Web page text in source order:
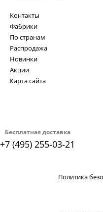
Бесплатная доставка
+7 (495) 255-03-21
Контакты
Фабрики
По странам
Распродажа
Новинки
Акции
Карта сайта
Политика